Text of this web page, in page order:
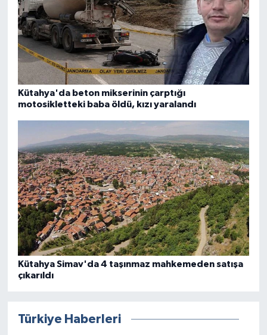
Kütahya'da beton mikserinin çarptığı
motosikletteki baba öldü, kızı yaralandı
Kütahya Simav'da 4 taşınmaz mahkemeden satışa
çıkarıldı
Türkiye Haberleri